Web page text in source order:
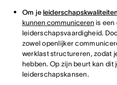
Om je
kunnen communiceren is een
leiderschapsvaardigheid.
zowel openlijker
werklast structureren, zodat
hebben. Op zijn beurt kan dit
leiderschapskansen.